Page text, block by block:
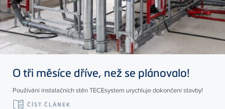
O tři měsíce dříve, než se plánovalo!
Používání instalačních stěn TECEsystem urychluje dokončení stavby!
ČÍST ČLÁNEK